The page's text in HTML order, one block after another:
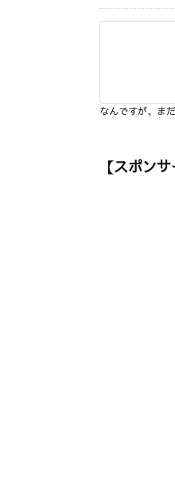
なんですが、ま
【スポン